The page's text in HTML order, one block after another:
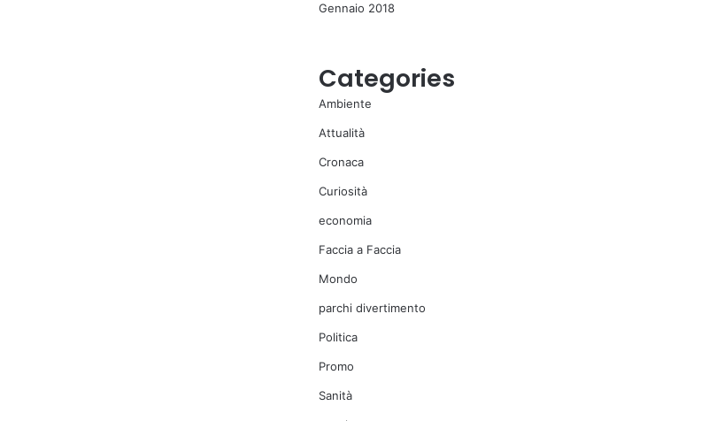
Gennaio 2018
Categories
Ambiente
Attualità
Cronaca
Curiosità
economia
Faccia a Faccia
Mondo
parchi divertimento
Politica
Promo
Sanità